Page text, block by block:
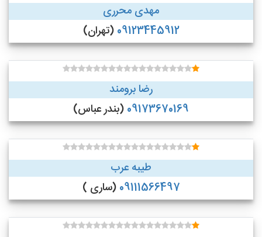
مهدی محرری
09123445912 (تهران)
رضا برومند
09173670169 (بندر عباس)
طیبه عرب
09111566497 (ساری )